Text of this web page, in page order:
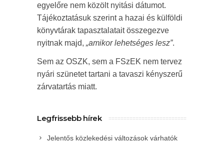
egyelőre nem közölt nyitási dátumot.
Tájékoztatásuk szerint a hazai és külföldi
könyvtárak tapasztalatait összegezve
nyitnak majd, „amikor lehetséges lesz”.
Sem az OSZK, sem a FSzEK nem tervez
nyári szünetet tartani a tavaszi kényszerű
zárvatartás miatt.
Legfrissebb hírek
Jelentős közlekedési változások várhatók